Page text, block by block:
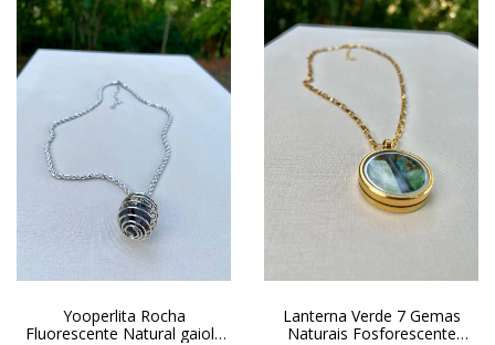
Yooperlita Rocha
Fluorescente Natural gaiola
Lanterna Verde 7 Gemas
Naturais Fosforescente